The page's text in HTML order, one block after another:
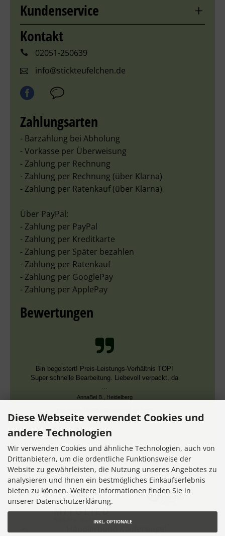
Kundenservice
Kontakt
02051-250639
info@stickteufelchen.de
Zahlungsarten
- Barzahlung bei Abholung
- Vorkasse per Überweisung
- Zahlung per Rechnung
- Zahlung per Rechnung (über Klarna)
- Zahlung per Ratenkauf (über Klarna)
Über PayPal:
- Zahlung per PayPal
- Zahlung per Kreditkarte
- Zahlung per Später bezahlen
- Zahlung per Ratenkauf
- Zahlung per GooglePay
- Zahlung per ApplePay
Bewertungen
Bin begeistert! Preis-Leistungs-Verhältnis TOP!
Super schnelle Bearbeitung. Liebevoll verpackt, da
...
AnnaBel B., Heidelberg
Datum der Kauferfahrung: 16.07.2026
7,356 Bewertungen
Diese Webseite verwendet Cookies und
andere Technologien
Wir verwenden Cookies und ähnliche Technologien, auch von
Drittanbietern, um die ordentliche Funktionsweise der
Website zu gewährleisten, die Nutzung unseres Angebotes zu
analysieren und Ihnen ein bestmögliches Einkaufserlebnis
bieten zu können. Weitere Informationen finden Sie in
unserer Datenschutzerklärung.
INKL. OPTIONALE